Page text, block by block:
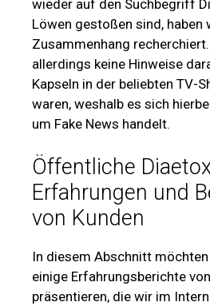
wieder auf den Suchbegriff
Löwen gestoßen sind, haben
Zusammenhang
allerdings keine Hinweise
Kapseln in der beliebten TV-
waren, weshalb es sich
um Fake News handelt.
Öffentliche
Erfahrungen und
von Kunden
In diesem Abschnitt
einige Erfahrungsberichte
präsentieren, die wir im